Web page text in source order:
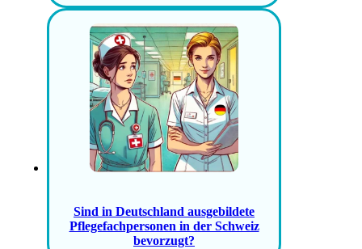
Sind in Deutschland ausgebildete
Pflegefachpersonen in der Schweiz
bevorzugt?